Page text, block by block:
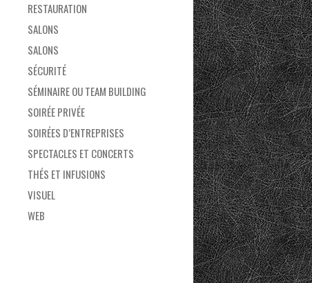
RESTAURATION
SALONS
SALONS
SÉCURITÉ
SÉMINAIRE OU TEAM BUILDING
SOIRÉE PRIVÉE
SOIRÉES D’ENTREPRISES
SPECTACLES ET CONCERTS
THÉS ET INFUSIONS
VISUEL
WEB